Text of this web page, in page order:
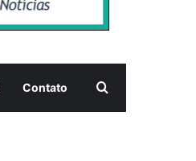
Contato